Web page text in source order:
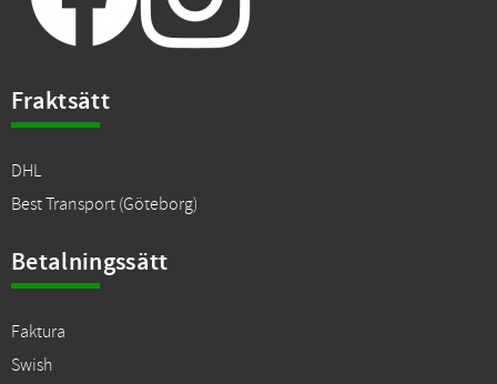
Fraktsätt
DHL
Best Transport (Göteborg)
Betalningssätt
Faktura
Swish